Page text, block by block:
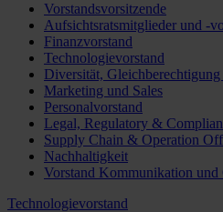
Vorstandsvorsitzende
Aufsichtsratsmitglieder und -
Finanzvorstand
Technologievorstand
Diversität,
Marketing und Sales
Personalvorstand
Legal, Regulatory &
Supply Chain & Operation
Nachhaltigkeit
Vorstand Kommunikation
Technologievorstand